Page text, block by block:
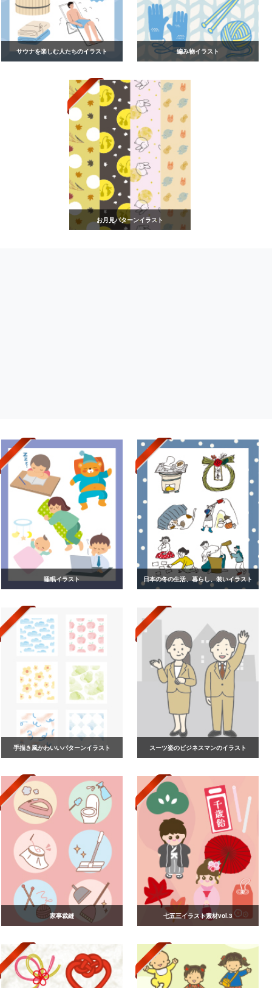
サウナを楽しむ人たちのイラスト 編み物イラスト
お月見パターンイラスト
睡眠イラスト 日本の冬の生活、暮らし、装いイラスト
手描き風かわいいパターンイラスト スーツ姿のビジネスマンのイラスト
家事裁縫 七五三イラスト素材vol.3